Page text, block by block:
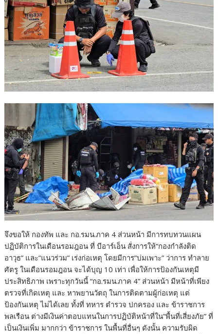
จึงขอให้ กองทัพ และ กอ.รมน.ภาค 4 ส่วนหน้า มีการทบทวนแผน
ปฏิบัติการในเดือนรอมฎอน ที่ บีอาร์เอ็น สั่งการให้”กองกำลังติด
อาวุธ” และ”แนวร่วม” เร่งก่อเหตุ โดยมีการ”บ่มเพาะ” ว่าการ ทำลาย
ศัตรู ในเดือนรอมฎอน จะได้บุญ 10 เท่า เพื่อให้การป้องกันเหตุมี
ประสิทธิภาพ เพราะทุกวันนี้ “กอ.รมน.ภาค 4” ส่วนหน้า มีหน้าที่เพียง
ตรวจที่เกิดเหตุ และ หาพยานวัตถุ ในการติดตามผู้ก่อเหตุ แต่
ป้องกันเหตุ ไม่ได้เลย ทั้งที่ ทหาร ตำรวจ ปกครอง และ ข้าราชการ
พลเรือน ต่างมีเงินค่าตอบแทนในการปฏิบัติหน้าที่ใน”พื้นที่เสี่ยงภัย” ที่
เป็นเงินเพิ่ม มากกว่า ข้าราชการ ในพื้นที่อื่นๆ ดังนั้น ความรับผิด